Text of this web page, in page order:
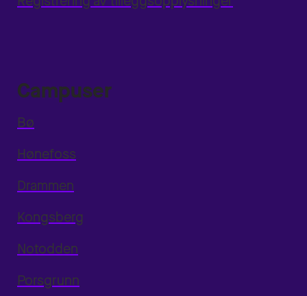
Campuser
Bø
Hønefoss
Drammen
Kongsberg
Notodden
Porsgrunn